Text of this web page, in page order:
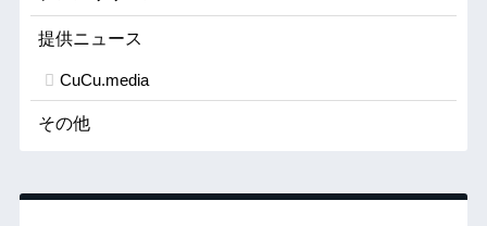
提供ニュース
CuCu.media
その他